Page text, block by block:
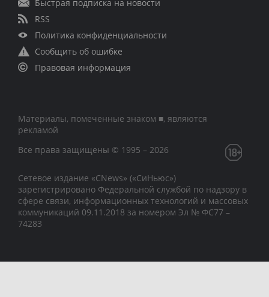
Быстрая подписка на новости
RSS
Политика конфиденциальности
Сообщить об ошибке
Правовая информация
Материалы, помеченные знаком ■, являются
рекламой
Все права защищены © 1995 – 2026
Сетевое издание «CNews» («СиНьюс»)
зарегистрировано Федеральной службой по надзору в
сфере связи, информационных технологий и массовых
коммуникаций 09.11.2018 за номером Эл № ФС77 –
74283